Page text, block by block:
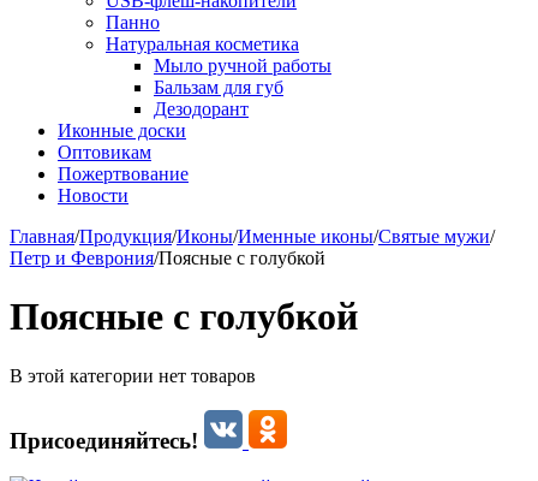
Панно
Натуральная косметика
Мыло ручной работы
Бальзам для губ
Дезодорант
Иконные доски
Оптовикам
Пожертвование
Новости
Главная/Продукция/Иконы/Именные иконы/Святые мужи/
Петр и Феврония/Поясные с голубкой
Поясные с голубкой
В этой категории нет товаров
Присоединяйтесь!